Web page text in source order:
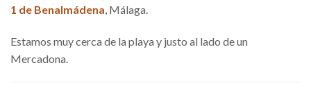
1 de Benalmádena, Málaga.
Estamos muy cerca de la playa y justo al lado de un
Mercadona.